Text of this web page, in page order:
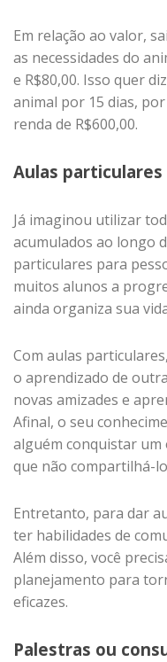
Em relação ao valor,
as necessidades do
e R$80,00. Isso quer
animal por 15 dias,
renda de R$600,00.
Aulas particulares
Já imaginou utilizar
acumulados ao longo
particulares para
muitos alunos a
ainda organiza sua
Com aulas
o aprendizado de
novas amizades e
Afinal, o seu
alguém conquistar
que não compartilhá-
Entretanto, para dar
ter habilidades de
Além disso, você
planejamento para
eficazes.
Palestras ou